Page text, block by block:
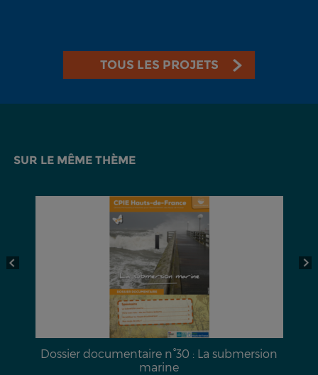
TOUS LES PROJETS
SUR LE MÊME THÈME
Dossier documentaire n°30 : La submersion
marine